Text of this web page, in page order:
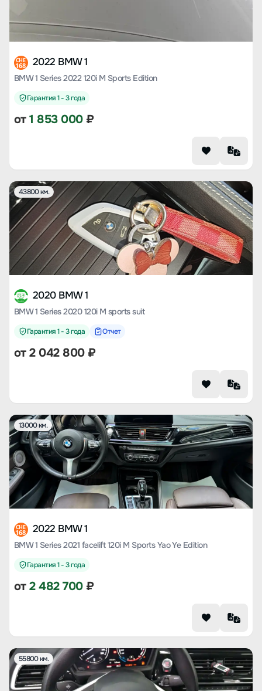
CHE
168 2022 BMW 1
BMW 1 Series 2022 120i M Sports Edition
Гарантия 1 - 3 года
от1 853 000₽
43800 км.
2020 BMW 1
BMW 1 Series 2020 120i M sports suit
Гарантия 1 - 3 года Отчет
от2 042 800₽
13000 км.
CHE
168 2022 BMW 1
BMW 1 Series 2021 facelift 120i M Sports Yao Ye Edition
Гарантия 1 - 3 года
от2 482 700₽
55800 км.